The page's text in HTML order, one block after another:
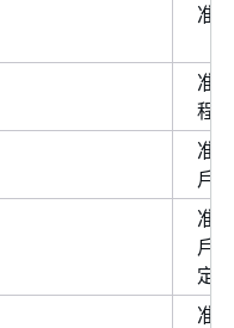
准
准
程
准
戶
准
戶
定
准